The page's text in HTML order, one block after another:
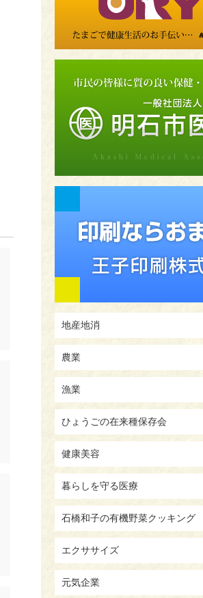
地産地消
農業
漁業
ひょうごの在来種保存会
健康美容
暮らしを守る医療
石橋和子の有機野菜クッキング
エクササイズ
元気企業